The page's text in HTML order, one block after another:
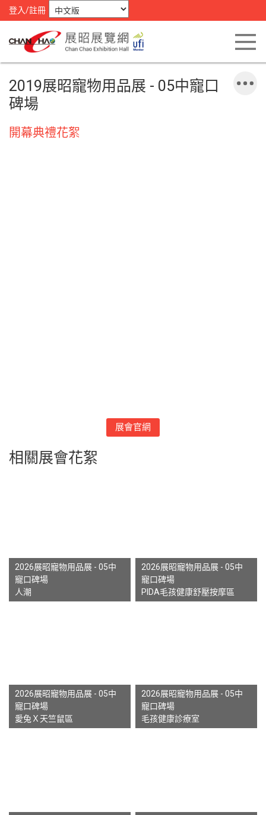
登入/註冊
2019展昭寵物用品展 - 05中寵口
碑場
開幕典禮花絮
展會官網
相關展會花絮
2026展昭寵物用品展 - 05中
寵口碑場
人潮
2026展昭寵物用品展 - 05中
寵口碑場
PIDA毛孩健康舒壓按摩區
2026展昭寵物用品展 - 05中
寵口碑場
愛兔Ｘ天竺鼠區
2026展昭寵物用品展 - 05中
寵口碑場
毛孩健康診療室